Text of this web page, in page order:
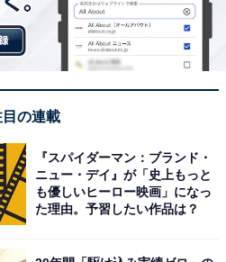
グ＆雑貨】
目の連載
『スパイダーマン：ブランド・
ニュー・デイ』が「史上もっと
も優しいヒーロー映画」になっ
た理由。予習したい作品は？